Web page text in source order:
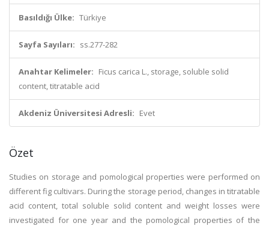
Basıldığı Ülke: Türkiye
Sayfa Sayıları: ss.277-282
Anahtar Kelimeler: Ficus carica L., storage, soluble solid
content, titratable acid
Akdeniz Üniversitesi Adresli: Evet
Özet
Studies on storage and pomological properties were performed on
different fig cultivars. During the storage period, changes in titratable
acid content, total soluble solid content and weight losses were
investigated for one year and the pomological properties of the